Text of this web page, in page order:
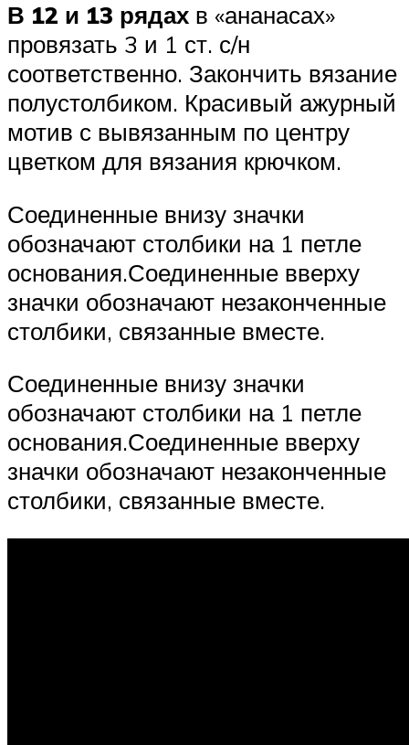
В 12 и 13 рядах в «ананасах»
провязать 3 и 1 ст. с/н
соответственно. Закончить вязание
полустолбиком. Красивый ажурный
мотив с вывязанным по центру
цветком для вязания крючком.
Соединенные внизу значки
обозначают столбики на 1 петле
основания.Соединенные вверху
значки обозначают незаконченные
столбики, связанные вместе.
Соединенные внизу значки
обозначают столбики на 1 петле
основания.Соединенные вверху
значки обозначают незаконченные
столбики, связанные вместе.